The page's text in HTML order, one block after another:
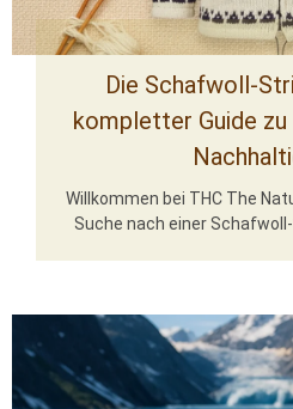
Die Schafwoll-
kompletter Guide zu
Willkommen bei THC The
Suche nach einer